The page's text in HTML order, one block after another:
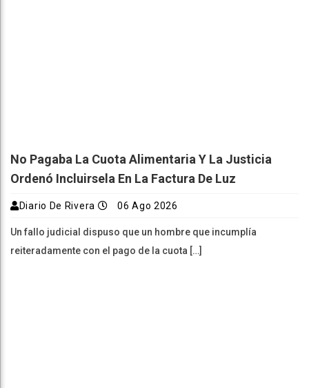
No Pagaba La Cuota Alimentaria Y La Justicia
Ordenó Incluirsela En La Factura De Luz
Diario De Rivera 06 Ago 2026
Un fallo judicial dispuso que un hombre que incumplía
reiteradamente con el pago de la cuota […]